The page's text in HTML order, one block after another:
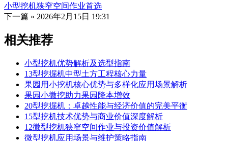
小型挖机狭窄空间作业首选
下一篇 » 2026年2月15日 19:31
相关推荐
小型挖机优势解析及选型指南
13型挖掘机中型土方工程核心力量
果园用小挖机核心优势与多样化应用场景解析
果园小微挖助力果园降本增效
20型挖掘机：卓越性能与经济价值的完美平衡
15型挖机技术优势与商业价值深度解析
12微型挖机狭窄空间作业与投资价值解析
微型挖机应用场景与维护策略指南